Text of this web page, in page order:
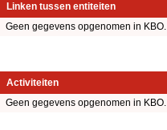
Linken tussen entiteiten
Geen gegevens opgenomen in KBO.
Activiteiten
Geen gegevens opgenomen in KBO.